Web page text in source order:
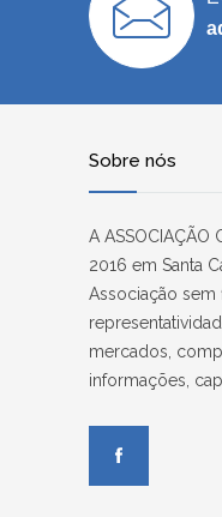
Sobre nós
A
2016 em Santa
Associação sem
mercados,
informações,